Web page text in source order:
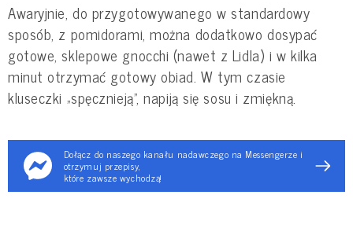
Awaryjnie, do przygotowywanego w standardowy
sposób, z pomidorami, można dodatkowo dosypać
gotowe, sklepowe gnocchi (nawet z Lidla) i w kilka
minut otrzymać gotowy obiad. W tym czasie
kluseczki „spęcznieją”, napiją się sosu i zmiękną.
Dołącz do naszego kanału nadawczego na Messengerze i
otrzymuj przepisy,
które zawsze wychodzą!